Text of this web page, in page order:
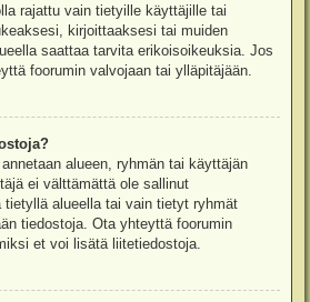
rajattu vain tietyille käyttäjille tai
kirjoittaaksesi tai muiden
saattaa tarvita erikoisoikeuksia. Jos
foorumin valvojaan tai ylläpitäjään.
alueen, ryhmän tai käyttäjän
ei välttämättä ole sallinut
alueella tai vain tietyt ryhmät
tiedostoja. Ota yhteyttä foorumin
et voi lisätä liitetiedostoja.